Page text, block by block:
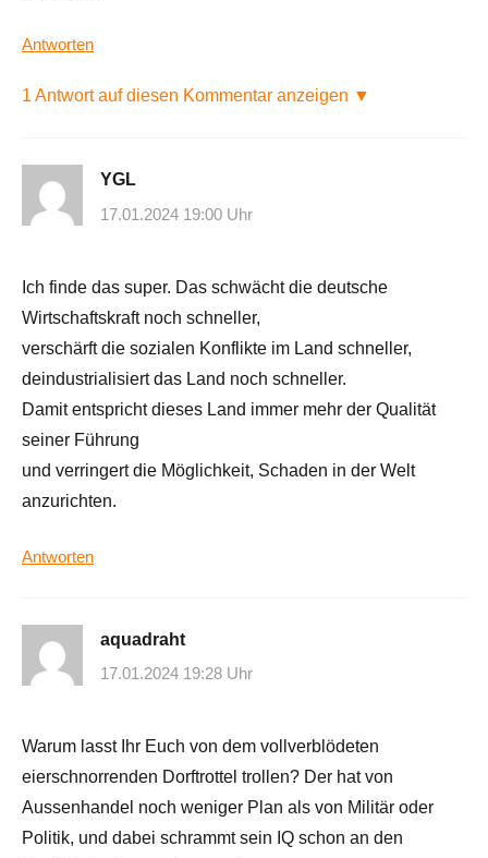
Antworten
1 Antwort auf diesen Kommentar anzeigen ▼
YGL
17.01.2024 19:00 Uhr
Ich finde das super. Das schwächt die deutsche
Wirtschaftskraft noch schneller,
verschärft die sozialen Konflikte im Land schneller,
deindustrialisiert das Land noch schneller.
Damit entspricht dieses Land immer mehr der Qualität
seiner Führung
und verringert die Möglichkeit, Schaden in der Welt
anzurichten.
Antworten
aquadraht
17.01.2024 19:28 Uhr
Warum lasst Ihr Euch von dem vollverblödeten
eierschnorrenden Dorftrottel trollen? Der hat von
Aussenhandel noch weniger Plan als von Militär oder
Politik, und dabei schrammt sein IQ schon an den